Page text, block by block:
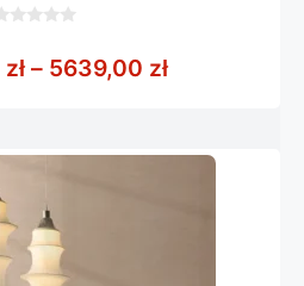
zł – 5639,00 złZakres cen: